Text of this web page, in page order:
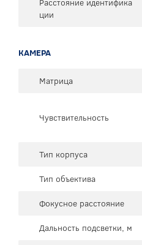
ции
КАМЕРА
Матрица
Чувствительность
Тип корпуса
Тип объектива
Фокусное расстояние
Дальность подсветки, м